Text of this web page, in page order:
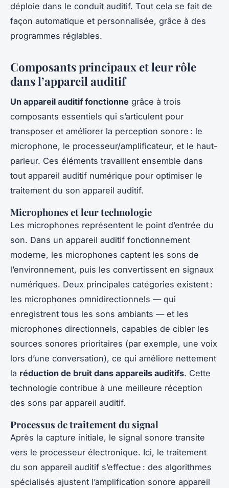
déploie dans le conduit auditif. Tout cela se fait de
façon automatique et personnalisée, grâce à des
programmes réglables.
Composants principaux et leur rôle
dans l’appareil auditif
Un appareil auditif fonctionne grâce à trois
composants essentiels qui s’articulent pour
transposer et améliorer la perception sonore : le
microphone, le processeur/amplificateur, et le haut-
parleur. Ces éléments travaillent ensemble dans
tout appareil auditif numérique pour optimiser le
traitement du son appareil auditif.
Microphones et leur technologie
Les microphones représentent le point d’entrée du
son. Dans un appareil auditif fonctionnement
moderne, les microphones captent les sons de
l’environnement, puis les convertissent en signaux
numériques. Deux principales catégories existent :
les microphones omnidirectionnels — qui
enregistrent tous les sons ambiants — et les
microphones directionnels, capables de cibler les
sources sonores prioritaires (par exemple, une voix
lors d’une conversation), ce qui améliore nettement
la réduction de bruit dans appareils auditifs. Cette
technologie contribue à une meilleure réception
des sons par appareil auditif.
Processus de traitement du signal
Après la capture initiale, le signal sonore transite
vers le processeur électronique. Ici, le traitement
du son appareil auditif s’effectue : des algorithmes
spécialisés ajustent l’amplification sonore appareil